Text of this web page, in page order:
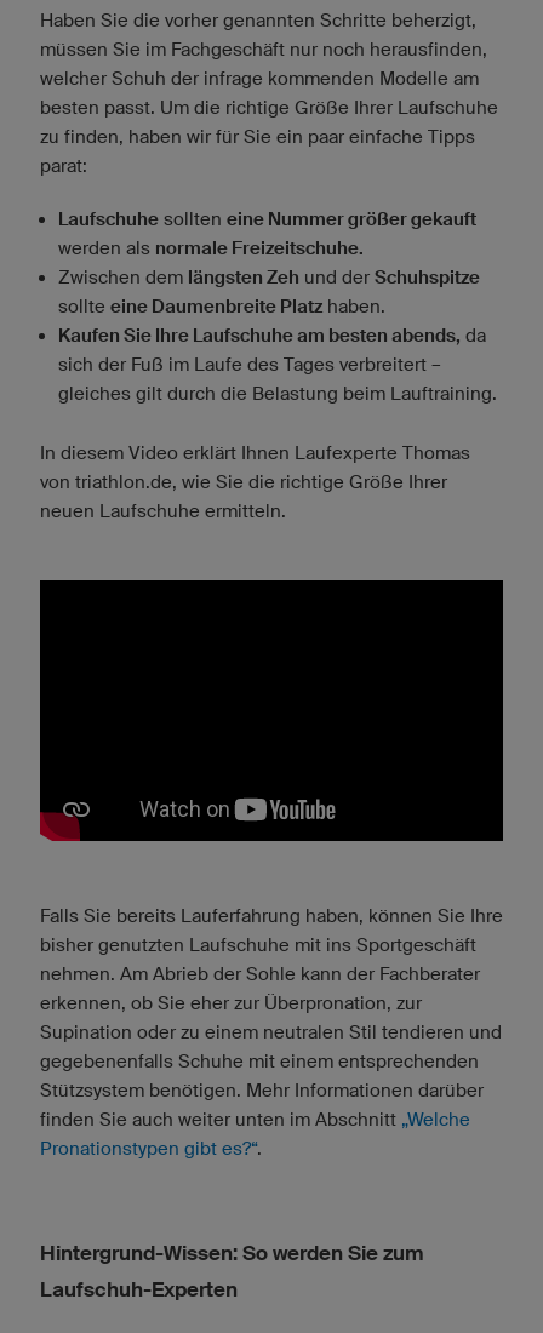
Haben Sie die vorher genannten Schritte beherzigt,
müssen Sie im Fachgeschäft nur noch herausfinden,
welcher Schuh der infrage kommenden Modelle am
besten passt. Um die richtige Größe Ihrer Laufschuhe
zu finden, haben wir für Sie ein paar einfache Tipps
parat:
Laufschuhe sollten eine Nummer größer gekauft
werden als normale Freizeitschuhe.
Zwischen dem längsten Zeh und der Schuhspitze
sollte eine Daumenbreite Platz haben.
Kaufen Sie Ihre Laufschuhe am besten abends, da
sich der Fuß im Laufe des Tages verbreitert –
gleiches gilt durch die Belastung beim Lauftraining.
In diesem Video erklärt Ihnen Laufexperte Thomas
von triathlon.de, wie Sie die richtige Größe Ihrer
neuen Laufschuhe ermitteln.
Falls Sie bereits Lauferfahrung haben, können Sie Ihre
bisher genutzten Laufschuhe mit ins Sportgeschäft
nehmen. Am Abrieb der Sohle kann der Fachberater
erkennen, ob Sie eher zur Überpronation, zur
Supination oder zu einem neutralen Stil tendieren und
gegebenenfalls Schuhe mit einem entsprechenden
Stützsystem benötigen. Mehr Informationen darüber
finden Sie auch weiter unten im Abschnitt „Welche
Pronationstypen gibt es?“.
Hintergrund-Wissen: So werden Sie zum
Laufschuh-Experten